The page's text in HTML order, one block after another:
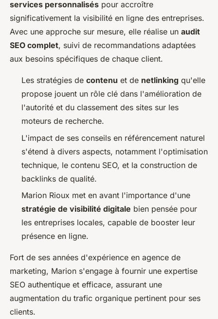
services personnalisés pour accroître
significativement la visibilité en ligne des entreprises.
Avec une approche sur mesure, elle réalise un audit
SEO complet, suivi de recommandations adaptées
aux besoins spécifiques de chaque client.
Les stratégies de contenu et de netlinking qu'elle
propose jouent un rôle clé dans l'amélioration de
l'autorité et du classement des sites sur les
moteurs de recherche.
L'impact de ses conseils en référencement naturel
s'étend à divers aspects, notamment l'optimisation
technique, le contenu SEO, et la construction de
backlinks de qualité.
Marion Rioux met en avant l'importance d'une
stratégie de visibilité digitale bien pensée pour
les entreprises locales, capable de booster leur
présence en ligne.
Fort de ses années d'expérience en agence de
marketing, Marion s'engage à fournir une expertise
SEO authentique et efficace, assurant une
augmentation du trafic organique pertinent pour ses
clients.